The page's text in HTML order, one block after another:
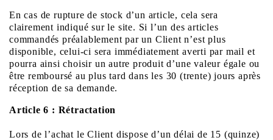
En cas de rupture de stock d’un article, cela sera
clairement indiqué sur le site. Si l’un des articles
commandés préalablement par un Client n’est plus
disponible, celui-ci sera immédiatement averti par mail et
pourra ainsi choisir un autre produit d’une valeur égale ou
être remboursé au plus tard dans les 30 (trente) jours après
réception de sa demande.
Article 6 : Rétractation
Lors de l’achat le Client dispose d’un délai de 15 (quinze)